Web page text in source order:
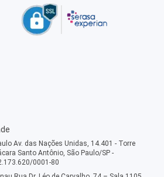
Av. das Nações Unidas, 14.401 - Torre
Santo Antônio, São Paulo/SP -
0001-80